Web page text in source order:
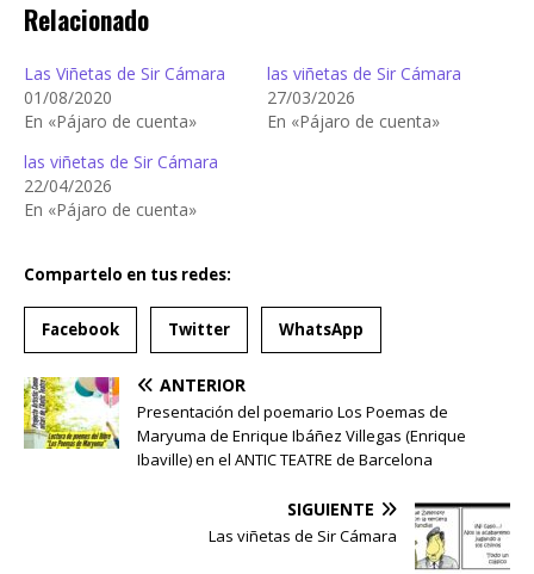
Relacionado
Las Viñetas de Sir Cámara
01/08/2020
En «Pájaro de cuenta»
las viñetas de Sir Cámara
27/03/2026
En «Pájaro de cuenta»
las viñetas de Sir Cámara
22/04/2026
En «Pájaro de cuenta»
Compartelo en tus redes:
Facebook Twitter WhatsApp
ANTERIOR
Presentación del poemario Los Poemas de
Maryuma de Enrique Ibáñez Villegas (Enrique
Ibaville) en el ANTIC TEATRE de Barcelona
SIGUIENTE
Las viñetas de Sir Cámara